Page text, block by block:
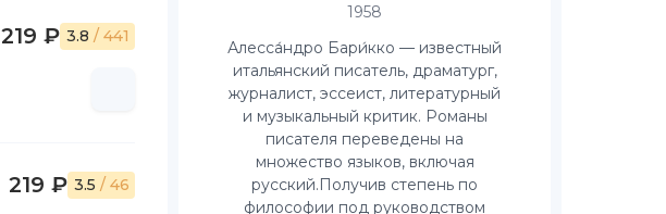
219 ₽ 3.8 / 441
219 ₽ 3.5 / 46
1958
Алесса́ндро Бари́кко — известный
итальянский писатель, драматург,
журналист, эссеист, литературный
и музыкальный критик. Романы
писателя переведены на
множество языков, включая
русский.Получив степень по
философии под руководством